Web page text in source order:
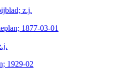
z.j.
1877-03-01
1929-02